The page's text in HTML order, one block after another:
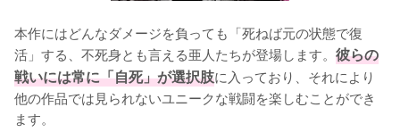
本作にはどんなダメージを負っても「死ねば元の状態で復
活」する、不死身とも言える亜人たちが登場します。 彼らの
戦いには常に「自死」が選択肢に入っており、それにより
他の作品では見られないユニークな戦闘を楽しむことができ
ます。